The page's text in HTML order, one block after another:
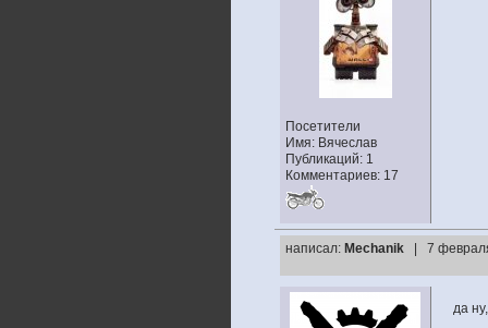
Посетители
Имя: Вячеслав
Публикаций: 1
Комментариев: 17
написал: Mechanik | 7
да